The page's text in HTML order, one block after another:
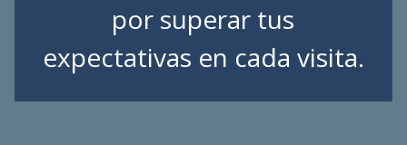
por superar tus
expectativas en cada visita.